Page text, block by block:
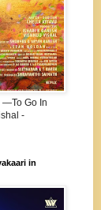
—To Go In
-
in